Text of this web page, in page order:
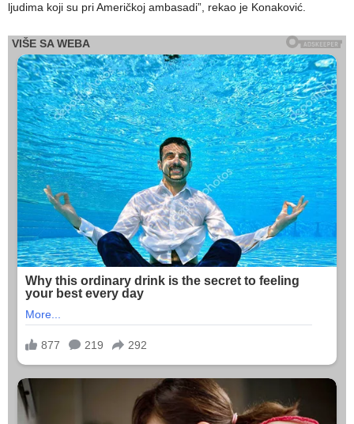
ljudima koji su pri Američkoj ambasadi”, rekao je Konaković.